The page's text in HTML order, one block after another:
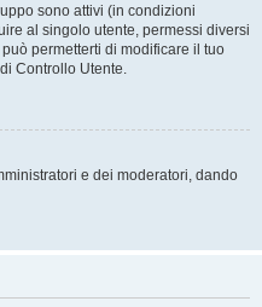
sono attivi (in condizioni
al singolo utente, permessi diversi
permetterti di modificare il tuo
Controllo Utente.
e dei moderatori, dando